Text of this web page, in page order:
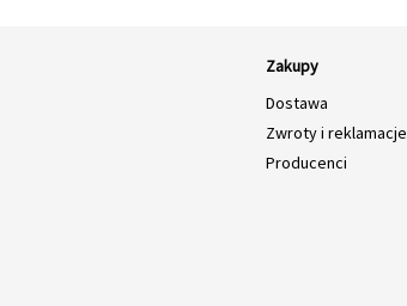
Zakupy
Dostawa
Zwroty i reklamacje
Producenci